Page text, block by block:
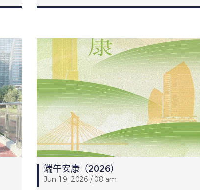
端午安康（2026）
Jun 19, 2026 / 08 am